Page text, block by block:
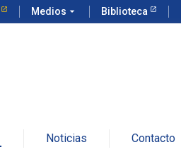
Medios arrow_drop_down Biblioteca
Noticias Contacto